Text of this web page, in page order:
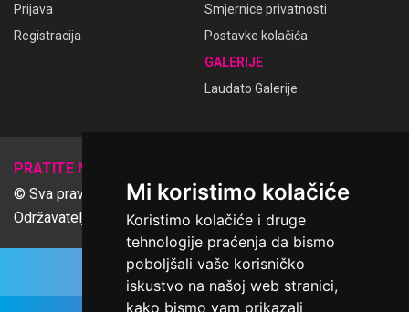
Mi koristimo kolačiće
Koristimo kolačiće i druge
tehnologije praćenja da bismo
poboljšali vaše korisničko
iskustvo na našoj web stranici,
kako bismo vam prikazali
Prijava
Registracija
Smjernice privatnosti
Postavke kolačića
GALERIJE
Laudato Galerije
PRATITE NAS
© Sva prava pridržana Udruga Ime dobrote
Održavatelj Netcom d.o.o., Riva 6, Rijeka